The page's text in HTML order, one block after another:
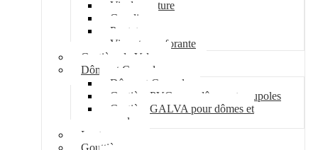
Vis de couture
Cavalier
Pontet
Vis auto-perforante
Costière de Velux
Dôme et Coupole
Dôme et Coupole
Costière PVC pour dômes et coupoles
Costière GALVA pour dômes et
coupoles
Lanterneau
Gouttière